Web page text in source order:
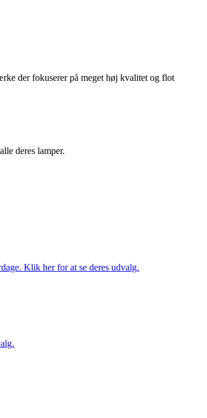
der fokuserer på meget høj kvalitet og flot
deres lamper.
Klik her for at se deres udvalg.